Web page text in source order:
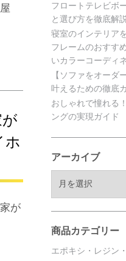
が
ホ
が
フロートテレビボ
と選び方を徹底解説
寝室のインテリア
フレームのおすす
いカラーコーディ
【ソファをオーダ
叶えるための徹底
おしゃれで憧れる
ングの実現ガイド
アーカイブ
ブ
商品カテゴリー
エポキシ・レジン